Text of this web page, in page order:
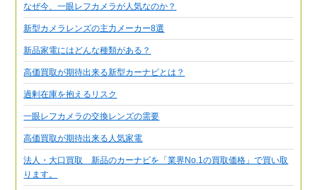
なぜ今、一眼レフカメラが人気なのか？
新型カメラレンズの主力メーカー8選
新品家電にはどんな種類がある？
高価買取が期待出来る新型カーナビとは？
過剰在庫を抱えるリスク
一眼レフカメラの交換レンズの需要
高価買取が期待出来る人気家電
法人・大口買取 新品のカーナビを「業界No.1の買取価格」で買い取
ります。